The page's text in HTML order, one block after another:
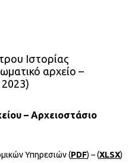
Ιστορίας
αρχείο –
– Αρχειοστάσιο
Υπηρεσιών (PDF) – (XLSX)